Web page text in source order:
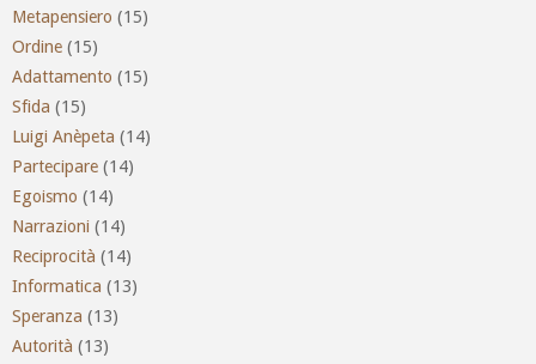
Metapensiero (15)
Ordine (15)
Adattamento (15)
Sfida (15)
Luigi Anèpeta (14)
Partecipare (14)
Egoismo (14)
Narrazioni (14)
Reciprocità (14)
Informatica (13)
Speranza (13)
Autorità (13)